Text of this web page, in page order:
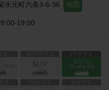
水元町六条3-6-36 地図
19:00